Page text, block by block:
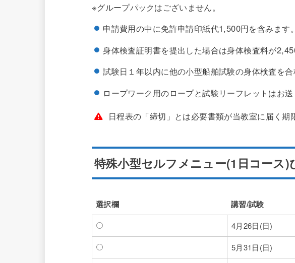
※グループパックはございません。
申請費用の中に免許申請印紙代1,500円を含みます。
身体検査証明書を提出した場合は身体検査料が
試験日１年以内に他の小型船舶試験の身体検査を
ロープワーク用のロープと試験リーフレットはお送
日程表の「締切」とは必要書類が当教室に届く期
特殊小型セルフメニュー(1日コース)
選択欄 講習/試験
選択欄
講習/試験
4月26日(日)
5月31日(日)